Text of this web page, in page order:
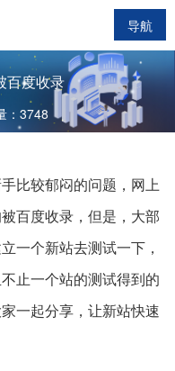
导航
百度收录
：3748
比较郁闷的问题，网上
百度收录，但是，大部
一个新站去测试一下，
止一个站的测试得到的
一起分享，让新站快速